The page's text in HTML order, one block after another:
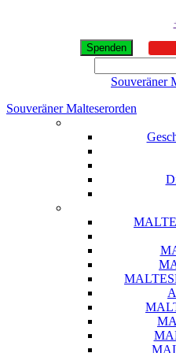
Spenden
Souveräner
Souveräner Malteserorden